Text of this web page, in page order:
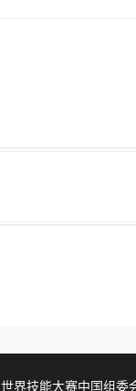
世界技能大赛中国组委